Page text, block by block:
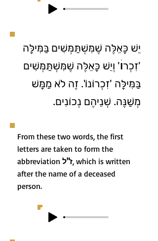
יֵשׁ כָּאֵלֶּה שֶׁמִּשְׁתַּמְּשִׁים בַּמִּילָּה
'זִכְרוׄ' וְיֵשׁ כָּאֵלֶּה שֶׁמִּשְׁתַּמְּשִׁים
בַּמִּילָּה 'זִכְרוֹנוֹ'. זֶה לֹא מַמָּשׁ
מְשַׁנֶּה. שְׁנֵיהֶם נְכוֹנִים.
From these two words, the first
letters are taken to form the
abbreviation ז"ל, which is written
after the name of a deceased
person.